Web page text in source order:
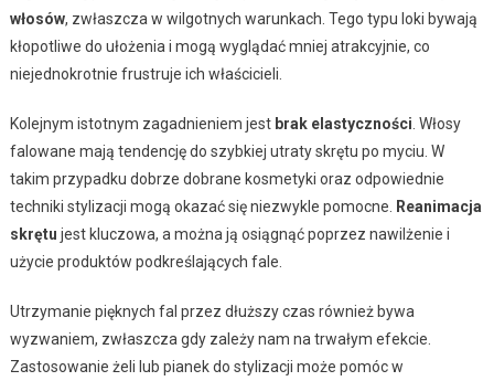
włosów, zwłaszcza w wilgotnych warunkach. Tego typu loki bywają
kłopotliwe do ułożenia i mogą wyglądać mniej atrakcyjnie, co
niejednokrotnie frustruje ich właścicieli.
Kolejnym istotnym zagadnieniem jest brak elastyczności . Włosy
falowane mają tendencję do szybkiej utraty skrętu po myciu. W
takim przypadku dobrze dobrane kosmetyki oraz odpowiednie
techniki stylizacji mogą okazać się niezwykle pomocne.
Reanimacja
skrętu jest kluczowa, a można ją osiągnąć poprzez nawilżenie i
użycie produktów podkreślających fale.
Utrzymanie pięknych fal przez dłuższy czas również bywa
wyzwaniem, zwłaszcza gdy zależy nam na trwałym efekcie.
Zastosowanie żeli lub pianek do stylizacji może pomóc w